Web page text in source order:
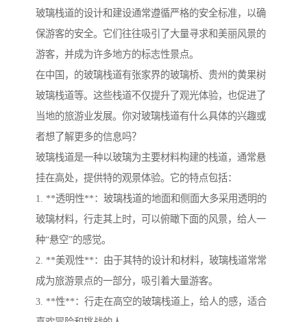
玻璃栈道的设计和建设通常遵循严格的安全标准，以确
保游客的安全。它们往往吸引了大量寻求和美丽风景的
游客，并成为许多地方的标志性景点。
在中国，的玻璃栈道有张家界的玻璃桥、贵州的黄果树
玻璃栈道等。这些栈道不仅提升了观光体验，也促进了
当地的旅游业发展。你对玻璃栈道有什么具体的兴趣或
者想了解更多的信息吗？
玻璃栈道是一种以玻璃为主要材料构建的栈道，通常悬
挂在高处，提供特的观景体验。它的特点包括：
1. **透明性**：玻璃栈道的地面和侧面大多采用透明的
玻璃材料，行走其上时，可以俯瞰下面的风景，给人一
种“悬空”的感觉。
2. **美观性**：由于其特的设计和材料，玻璃栈道常常
成为旅游景点的一部分，吸引着大量游客。
3. **性**：行走在高空的玻璃栈道上，给人的感，适合